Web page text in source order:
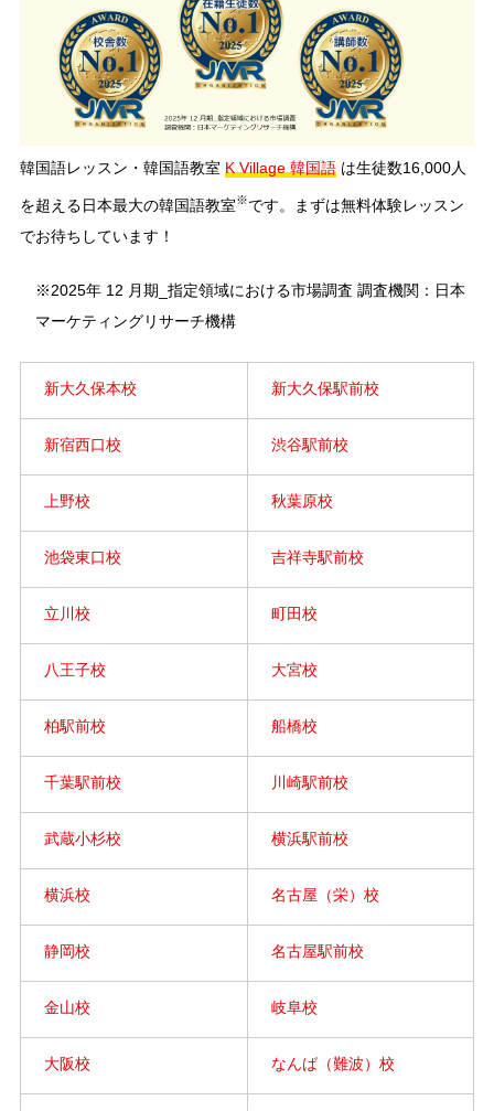
韓国語レッスン・韓国語教室 K Village 韓国語は生徒数16,000人
を超える日本最大の韓国語教室※です。まずは無料体験レッスン
でお待ちしています！
※2025年 12 月期_指定領域における市場調査 調査機関：日本
マーケティングリサーチ機構
新大久保本校 新大久保駅前校
新宿西口校 渋谷駅前校
上野校 秋葉原校
池袋東口校 吉祥寺駅前校
立川校 町田校
八王子校 大宮校
柏駅前校 船橋校
千葉駅前校 川崎駅前校
武蔵小杉校 横浜駅前校
横浜校 名古屋（栄）校
静岡校 名古屋駅前校
金山校 岐阜校
大阪校 なんば（難波）校